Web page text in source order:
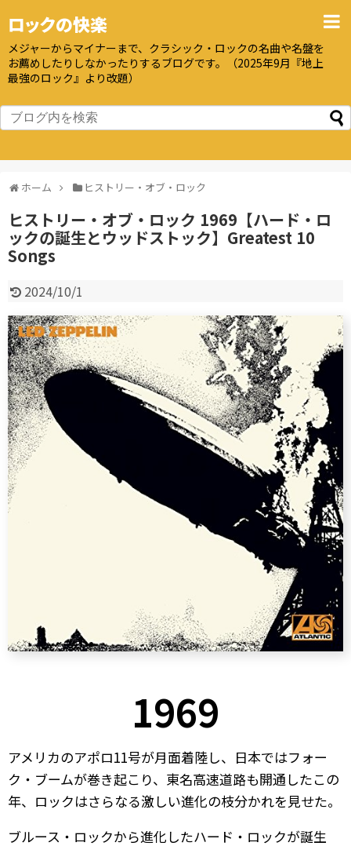
ロックの快楽
メジャーからマイナーまで、クラシック・ロックの名曲や名盤を
お薦めしたりしなかったりするブログです。（2025年9月『地上
最強のロック』より改題）
ホーム ヒストリー・オブ・ロック
ヒストリー・オブ・ロック 1969【ハード・ロ
ックの誕生とウッドストック】Greatest 10
Songs
2024/10/1
1969
アメリカのアポロ11号が月面着陸し、日本ではフォー
ク・ブームが巻き起こり、東名高速道路も開通したこの
年、ロックはさらなる激しい進化の枝分かれを見せた。
ブルース・ロックから進化したハード・ロックが誕生